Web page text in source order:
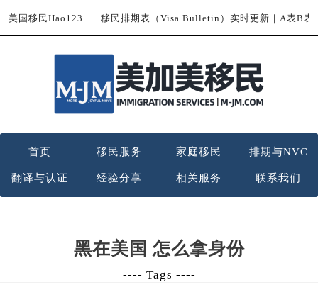
美国移民Hao123 移民排期表（Visa Bulletin）实时更新｜A表B表
首页 移民服务 家庭移民 排期与NVC
翻译与认证 经验分享 相关服务 联系我们
黑在美国 怎么拿身份
---- Tags ----